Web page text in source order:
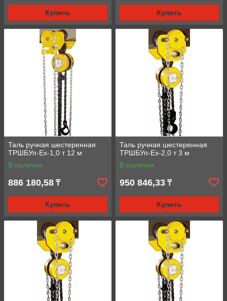
Купить Купить
Таль ручная шестеренная
ТРШБУп-Ех-1,0 т 12 м
В наличии
886 180,58 ₸
Купить
Таль ручная шестеренная
ТРШБУп-Ех-2,0 т 3 м
В наличии
950 846,33 ₸
Купить